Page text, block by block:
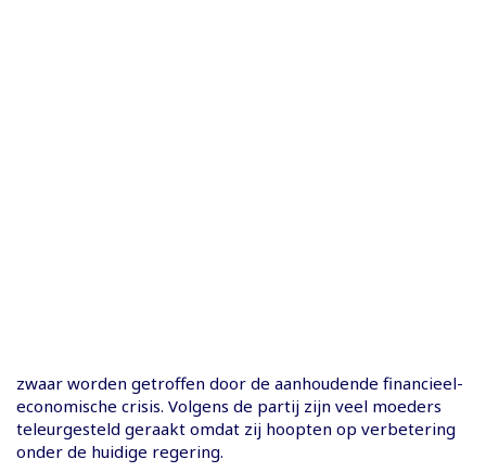
zwaar worden getroffen door de aanhoudende financieel-
economische crisis. Volgens de partij zijn veel moeders
teleurgesteld geraakt omdat zij hoopten op verbetering
onder de huidige regering.